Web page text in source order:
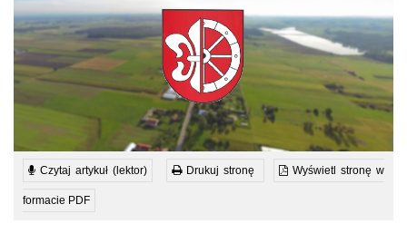
Czytaj artykuł (lektor) Drukuj stronę Wyświetl stronę w
formacie PDF